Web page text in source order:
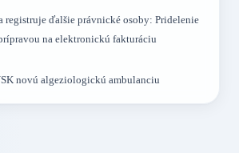
registruje ďalšie právnické osoby: Pridelenie
na elektronickú fakturáciu
novú algeziologickú ambulanciu